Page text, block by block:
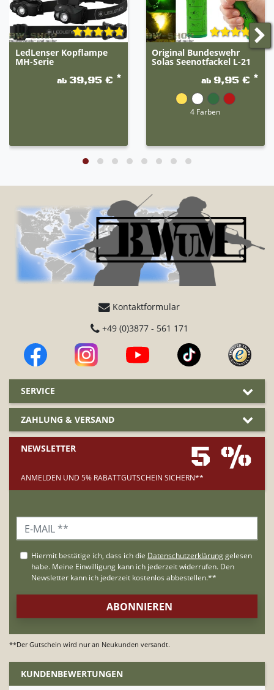
LedLenser Kopflampe
MH-Serie
ab39,95 € *
Original Bundeswehr
Solas Seenotfackel L-21
ab 9,95 € *
4 Farben
Kontaktformular
+49 (0)3877 - 561 171
SERVICE
ZAHLUNG & VERSAND
NEWSLETTER 5 %
ANMELDEN UND 5% RABATTGUTSCHEIN SICHERN**
**Der Gutschein wird nur an Neukunden versandt.
KUNDENBEWERTUNGEN